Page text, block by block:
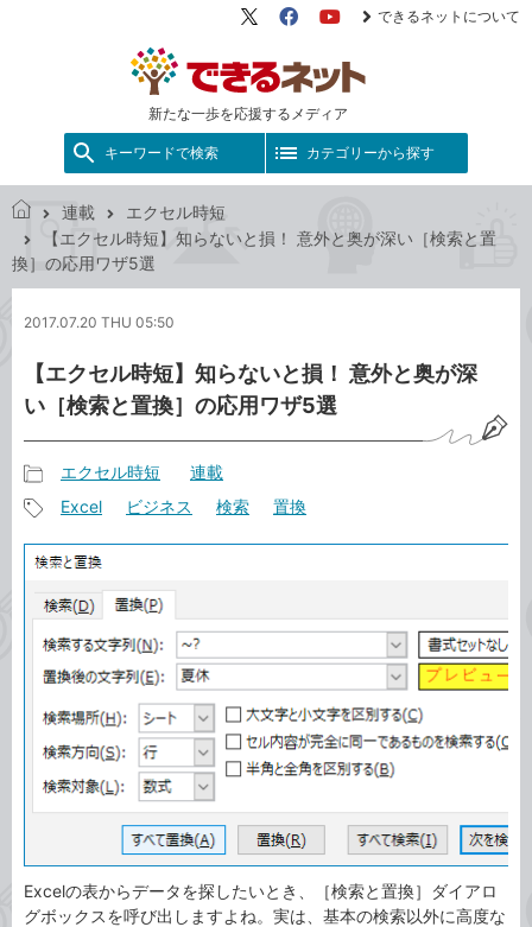
新たな一歩を応援するメディア
X（旧
FacebookYouTube
できるネットについて
キーワードで検索 カテゴリーから探す
き
ッ
連載
エクセル時短
【エクセル時短】知らないと損！ 意外と奥が深い［検索と置
換］の応用ワザ5選
2017.07.20 THU 05:50
【エクセル時短】知らないと損！ 意外と奥が深
い［検索と置換］の応用ワザ5選
事
カ
ゴ
リ
エクセル時短 連載
事
グ
Excel ビジネス 検索 置換
Excelの表からデータを探したいとき、［検索と置換］ダイアロ
グボックスを呼び出しますよね。実は、基本の検索以外に高度な